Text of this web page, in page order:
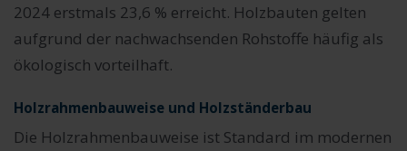
2024 erstmals 23,6 % erreicht. Holzbauten gelten
aufgrund der nachwachsenden Rohstoffe häufig als
ökologisch vorteilhaft.
Holzrahmenbauweise und Holzständerbau
Die Holzrahmenbauweise ist Standard im modernen